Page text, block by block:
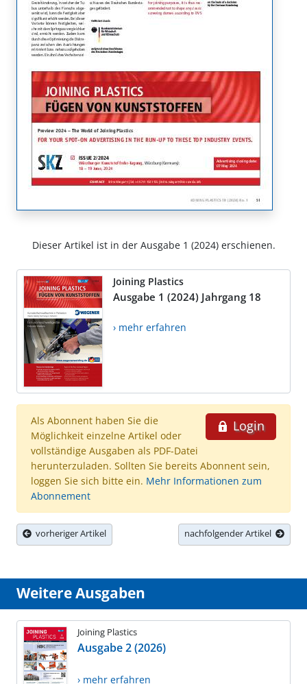
Dieser Artikel ist in der Ausgabe 1 (2024) erschienen.
Joining Plastics
Ausgabe 1 (2024) Jahrgang 18
› mehr erfahren
Login
Als Abonnent haben Sie die
Möglichkeit einzelne Artikel oder
vollständige Ausgaben als PDF-Datei
herunterzuladen. Sollten Sie bereits Abonnent sein,
loggen Sie sich bitte ein. Mehr Informationen zum
Abonnement
vorheriger Artikel nachfolgender Artikel
Weitere Ausgaben
Joining Plastics
Ausgabe 2 (2026)
› mehr erfahren